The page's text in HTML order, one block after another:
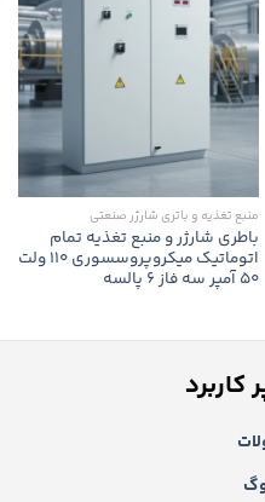
منبع تغذیه و باتری شارژر صنعتی
باطری شارژر و منبع تغذیه تمام
اتوماتیک میکروپروسسوری 110 ولت
50 آمپر سه فاز 6 پالسه